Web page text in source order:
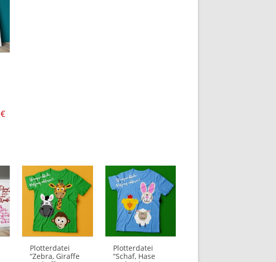
€Preisspanne:
Plotterdatei
“Zebra, Giraffe
Plotterdatei
“Schaf, Hase